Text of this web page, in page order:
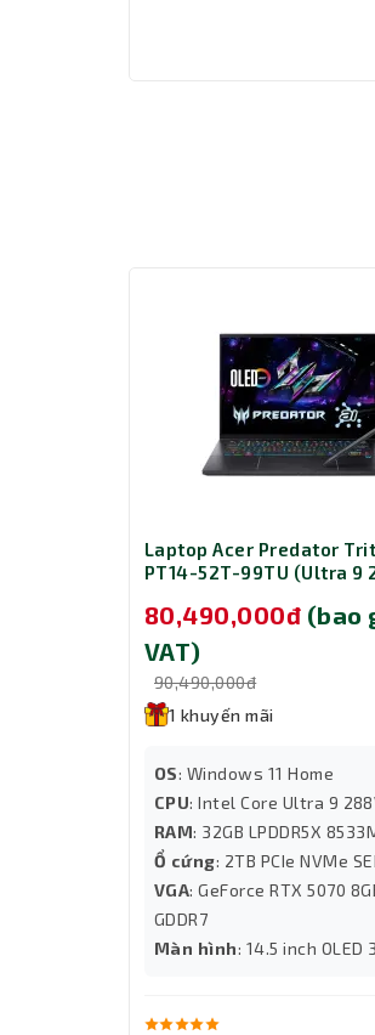
Hiệu năng mạnh mẽ
Laptop Lenovo Legion 5
giúp xử lý mọi tác vụ
và giảm tối đa độ trễ khi
còn đáp ứng tốt nhu cầu
Laptop Acer Predator
PT14-52T-99TU (Ultra 9
8GB/ Windows 11 Home/
Đen)
80,490,000đ (bao
VAT)
90,490,000đ
1 khuyến mãi
OS: Windows 11 Home
CPU: Intel Core Ultra 9
RAM: 32GB LPDDR5X
Ổ cứng: 2TB PCIe NVMe
VGA: GeForce RTX 5070
GDDR7
Màn hình: 14.5 inch OLED